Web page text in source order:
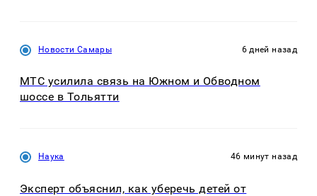
Новости Самары 6 дней назад
МТС усилила связь на Южном и Обводном
шоссе в Тольятти
Наука 46 минут назад
Эксперт объяснил, как уберечь детей от